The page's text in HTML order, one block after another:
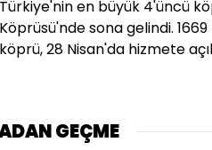
Türkiye'nin en büyük 4'üncü
Köprüsü'nde sona gelindi.
köprü, 28 Nisan'da hizmete
GEÇME